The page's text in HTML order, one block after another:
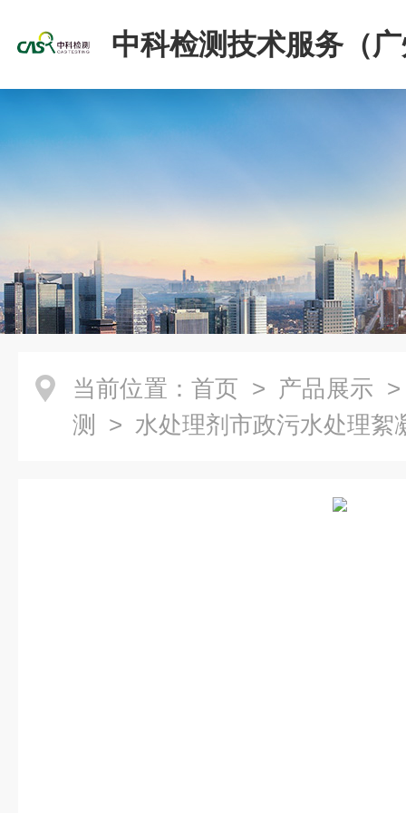
中科检测技术服务（
份有限公司
当前位置： 首页 > 产品展示
测
> 水处理剂市政污水处理絮